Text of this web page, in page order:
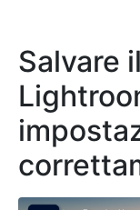
Salvare